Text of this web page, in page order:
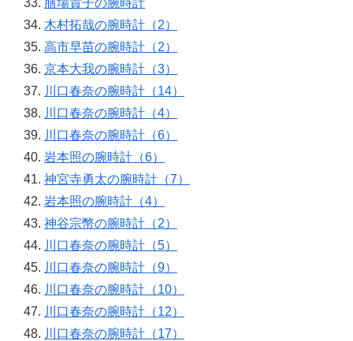
木村拓哉の腕時計（2）
高市早苗の腕時計（2）
京本大我の腕時計（3）
川口春奈の腕時計（14）
川口春奈の腕時計（4）
川口春奈の腕時計（6）
岩本照の腕時計（6）
神宮寺勇太の腕時計（7）
岩本照の腕時計（4）
神谷宗幣の腕時計（2）
川口春奈の腕時計（5）
川口春奈の腕時計（9）
川口春奈の腕時計（10）
川口春奈の腕時計（12）
川口春奈の腕時計（17）